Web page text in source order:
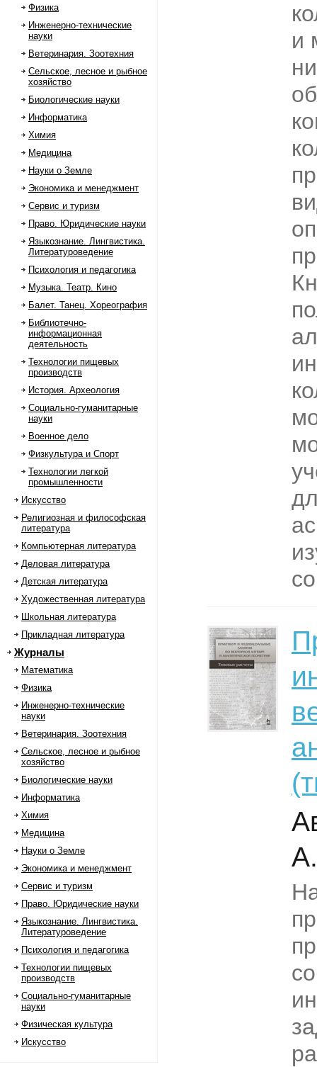
Физика
Инженерно-технические
науки
Ветеринария. Зоотехния
Сельское, лесное и рыбное
хозяйство
Биологические науки
Информатика
Химия
Медицина
Науки о Земле
Экономика и менеджмент
Сервис и туризм
Право. Юридические науки
Языкознание. Лингвистика.
Литературоведение
Психология и педагогика
Музыка. Театр. Кино
Балет. Танец. Хореография
Библиотечно-
информационная
деятельность
Технологии пищевых
производств
История. Археология
Социально-гуманитарные
науки
Военное дело
Физкультура и Спорт
Технологии легкой
промышленности
Искусство
Религиозная и философская
литература
Компьютерная литература
Деловая литература
Детская литература
Художественная литература
Школьная литература
Прикладная литература
Журналы
Математика
Физика
Инженерно-технические
науки
Ветеринария. Зоотехния
Сельское, лесное и рыбное
хозяйство
Биологические науки
Информатика
Химия
Медицина
Науки о Земле
Экономика и менеджмент
Сервис и туризм
Право. Юридические науки
Языкознание. Лингвистика.
Литературоведение
Психология и педагогика
Технологии пищевых
производств
Социально-гуманитарные
науки
Физическая культура
Искусство
и